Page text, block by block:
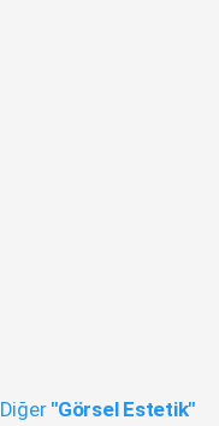
Diğer "Görsel Estetik"